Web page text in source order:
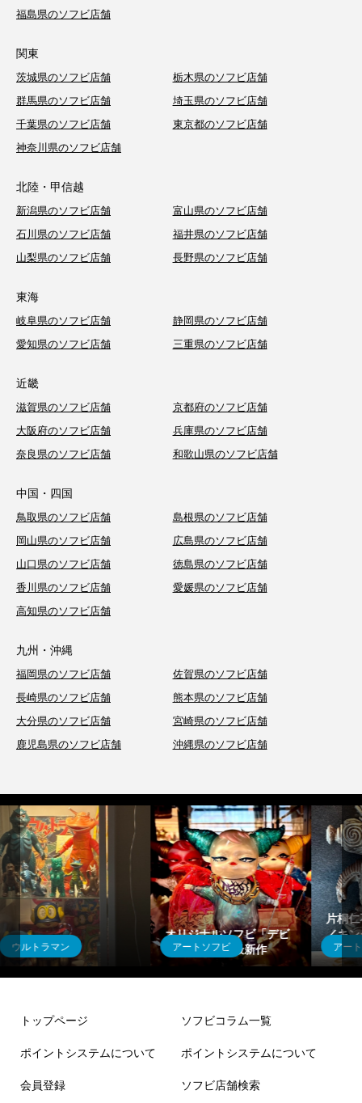
福島県のソフビ店舗
関東
茨城県のソフビ店舗
栃木県のソフビ店舗
群馬県のソフビ店舗
埼玉県のソフビ店舗
千葉県のソフビ店舗
東京都のソフビ店舗
神奈川県のソフビ店舗
北陸・甲信越
新潟県のソフビ店舗
富山県のソフビ店舗
石川県のソフビ店舗
福井県のソフビ店舗
山梨県のソフビ店舗
長野県のソフビ店舗
東海
岐阜県のソフビ店舗
静岡県のソフビ店舗
愛知県のソフビ店舗
三重県のソフビ店舗
近畿
滋賀県のソフビ店舗
京都府のソフビ店舗
大阪府のソフビ店舗
兵庫県のソフビ店舗
奈良県のソフビ店舗
和歌山県のソフビ店舗
中国・四国
鳥取県のソフビ店舗
島根県のソフビ店舗
岡山県のソフビ店舗
広島県のソフビ店舗
山口県のソフビ店舗
徳島県のソフビ店舗
香川県のソフビ店舗
愛媛県のソフビ店舗
高知県のソフビ店舗
九州・沖縄
福岡県のソフビ店舗
佐賀県のソフビ店舗
長崎県のソフビ店舗
熊本県のソフビ店舗
大分県のソフビ店舗
宮崎県のソフビ店舗
鹿児島県のソフビ店舗
沖縄県のソフビ店舗
アートソフビ
片桐仁不条理アート工房
／キングジョーモン【蓄
光マーブル】
アートソフビ
妄想工作所／ソフビのド
ッグゥ【蓄光マーブル】
トップページ
ポイントシステムについて
会員登録
ソフビコラム一覧
ポイントシステムについて
ソフビ店舗検索